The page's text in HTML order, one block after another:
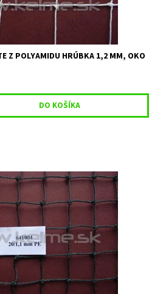
Z POLYAMIDU HRÚBKA 1,2 MM, OKO
vhodná na golfové ihriská,
zábrana proti padajúcemu lístiu a pod.
1,1 mm Veľkosť oka: 20 mm...